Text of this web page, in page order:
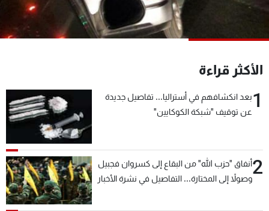
الأكثر قراءة
1بعد انكشافهم في أستراليا... تفاصيل جديدة
عن توقيف "شبكة الكوكايين"
2أنفاق "حزب الله" من البقاع إلى كسروان فجبيل
وصولاً إلى المختارة... التفاصيل في نشرة الأخبار
الترددات
لاعلاناتكم